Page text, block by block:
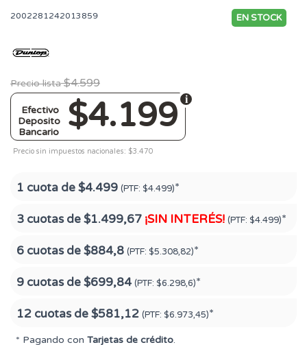
2002281242013859 EN STOCK
Precio lista $4.599
$4.199
Efectivo
Deposito
Bancario
Precio sin impuestos nacionales: $3.470
1 cuota de$4.499 (PTF: $4.499)*
3 cuotas de$1.499,67 ¡SIN INTERÉS! (PTF: $4.499)*
6 cuotas de$884,8 (PTF: $5.308,82)*
9 cuotas de$699,84 (PTF: $6.298,6)*
12 cuotas de$581,12 (PTF: $6.973,45)*
* Pagando con Tarjetas de crédito.